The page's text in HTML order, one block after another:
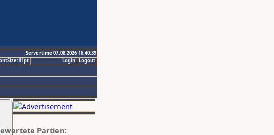
Servertime 07.08.2026 16:40:39
Logout
Login
Partien: